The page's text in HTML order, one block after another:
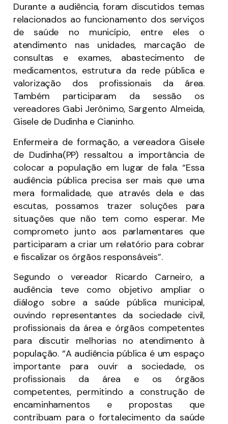
Durante a audiência, foram discutidos temas
relacionados ao funcionamento dos serviços
de saúde no município, entre eles o
atendimento nas unidades, marcação de
consultas e exames, abastecimento de
medicamentos, estrutura da rede pública e
valorização dos profissionais da área.
Também participaram da sessão os
vereadores Gabi Jerônimo, Sargento Almeida,
Gisele de Dudinha e Cianinho.
Enfermeira de formação, a vereadora Gisele
de Dudinha(PP) ressaltou a importância de
colocar a população em lugar de fala. “Essa
audiência pública precisa ser mais que uma
mera formalidade, que através dela e das
escutas, possamos trazer soluções para
situações que não tem como esperar. Me
comprometo junto aos parlamentares que
participaram a criar um relatório para cobrar
e fiscalizar os órgãos responsáveis”.
Segundo o vereador Ricardo Carneiro, a
audiência teve como objetivo ampliar o
diálogo sobre a saúde pública municipal,
ouvindo representantes da sociedade civil,
profissionais da área e órgãos competentes
para discutir melhorias no atendimento à
população. “A audiência pública é um espaço
importante para ouvir a sociedade, os
profissionais da área e os órgãos
competentes, permitindo a construção de
encaminhamentos e propostas que
contribuam para o fortalecimento da saúde